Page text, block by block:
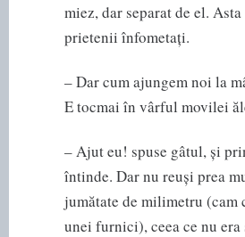
miez, dar separat de el.
prietenii înfometați.
– Dar cum ajungem noi la
E tocmai în vârful movilei
– Ajut eu! spuse gâtul, și
întinde. Dar nu reuși prea
jumătate de milimetru (cam
unei furnici), ceea ce nu era